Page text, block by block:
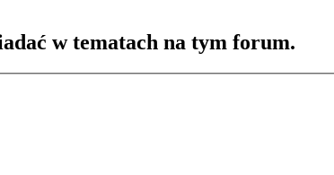
w tematach na tym forum.